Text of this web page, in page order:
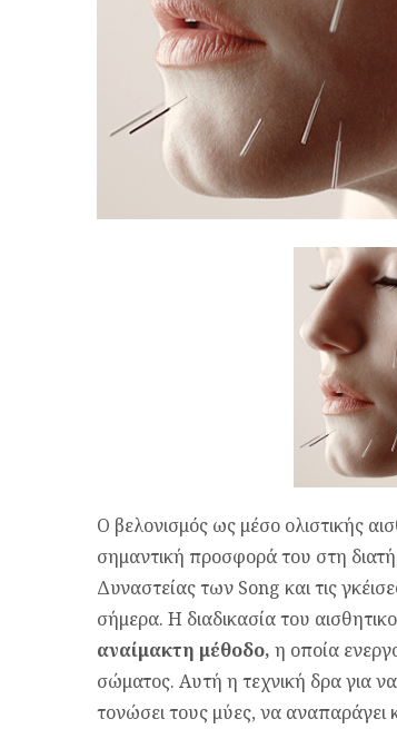
Ο βελονισμός ως μέσο ολιστικής
σημαντική προσφορά του στη
Δυναστείας των Song και τις
σήμερα. Η διαδικασία του
αναίμακτη μέθοδο, η οποία
σώματος. Aυτή η τεχνική δρα για
τονώσει τους μύες, να αναπαράγει